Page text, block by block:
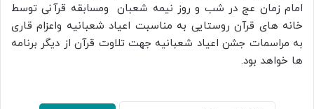
امام زمان عج در شب و روز نیمه شعبان ومسابقه قرآنی توسط
خانه های قرآن روستایی به مناسبت اعیاد شعبانیه واعزام قاری
به مراسمات جشن اعیاد شعبانیه جهت تلاوت قرآن از دیگر برنامه
ها خواهد بود.